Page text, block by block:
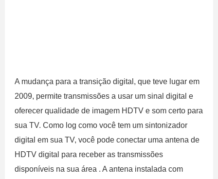
A mudança para a transição digital, que teve lugar em
2009, permite transmissões a usar um sinal digital e
oferecer qualidade de imagem HDTV e som certo para
sua TV. Como log como você tem um sintonizador
digital em sua TV, você pode conectar uma antena de
HDTV digital para receber as transmissões
disponíveis na sua área . A antena instalada com